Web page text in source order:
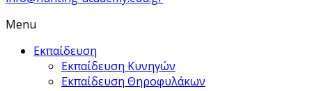
Menu
Εκπαίδευση
Εκπαίδευση Κυνηγών
Εκπαίδευση Θηροφυλάκων